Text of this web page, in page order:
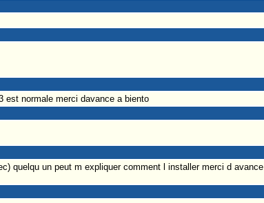
est normale merci davance a biento
quelqu un peut m expliquer comment l installer merci d avance